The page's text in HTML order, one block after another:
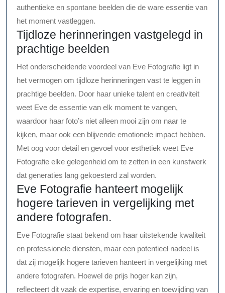
authentieke en spontane beelden die de ware essentie van
het moment vastleggen.
Tijdloze herinneringen vastgelegd in
prachtige beelden
Het onderscheidende voordeel van Eve Fotografie ligt in
het vermogen om tijdloze herinneringen vast te leggen in
prachtige beelden. Door haar unieke talent en creativiteit
weet Eve de essentie van elk moment te vangen,
waardoor haar foto’s niet alleen mooi zijn om naar te
kijken, maar ook een blijvende emotionele impact hebben.
Met oog voor detail en gevoel voor esthetiek weet Eve
Fotografie elke gelegenheid om te zetten in een kunstwerk
dat generaties lang gekoesterd zal worden.
Eve Fotografie hanteert mogelijk
hogere tarieven in vergelijking met
andere fotografen.
Eve Fotografie staat bekend om haar uitstekende kwaliteit
en professionele diensten, maar een potentieel nadeel is
dat zij mogelijk hogere tarieven hanteert in vergelijking met
andere fotografen. Hoewel de prijs hoger kan zijn,
reflecteert dit vaak de expertise, ervaring en toewijding van